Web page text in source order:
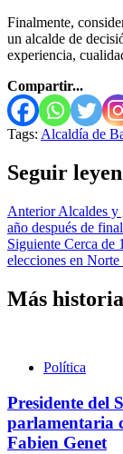
Finalmente,
un alcalde de
experiencia,
Compartir...
Tags: Alcaldía de
Seguir
AnteriorAlcaldes y
año después de
Siguiente Cerca de
elecciones en Norte
Más
Política
Presidente del
parlamentaria
Fabien Genet